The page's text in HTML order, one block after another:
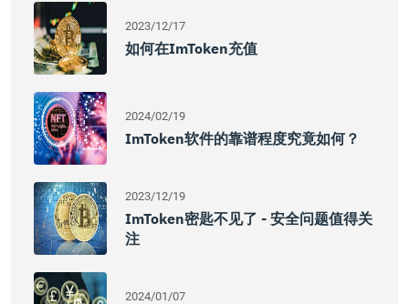
2023/12/17
如何在imToken充值
2024/02/19
ImToken软件的靠谱程度究竟如何？
2023/12/19
ImToken密匙不见了 - 安全问题值得关
注
2024/01/07